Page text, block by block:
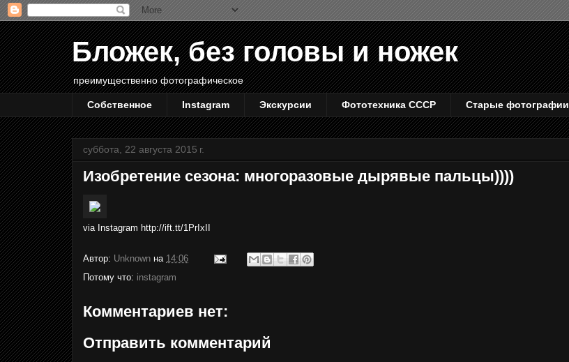
Бложек, без головы и ножек
преимущественно фотографическое
Собственное Instagram Экскурсии Фототехника СССР Старые фотографии
суббота, 22 августа 2015 г.
Изобретение сезона: многоразовые дырявые пальцы))))
via Instagram http://ift.tt/1PrIxII
Автор: Unknown на 14:06
Потому что: instagram
Комментариев нет:
Отправить комментарий